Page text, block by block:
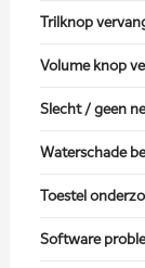
Trilknop
Volume knop
Slecht / geen
Waterschade
Toestel
Software